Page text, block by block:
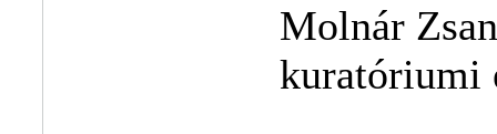
Molnár
kuratóriumi